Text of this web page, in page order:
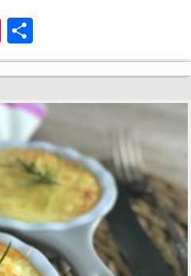
Pi
nt
er
es
t
o
m
pa
rti
r